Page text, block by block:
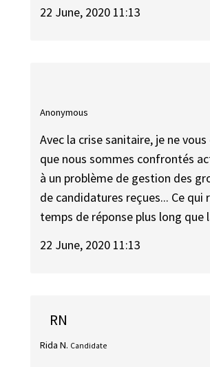
22 June, 2020 11:13
Anonymous
Avec la crise sanitaire, je ne vous
que nous sommes confrontés
à un problème de gestion des
de candidatures reçues... Ce qui
temps de réponse plus long que
22 June, 2020 11:13
RN
Rida N. Candidate